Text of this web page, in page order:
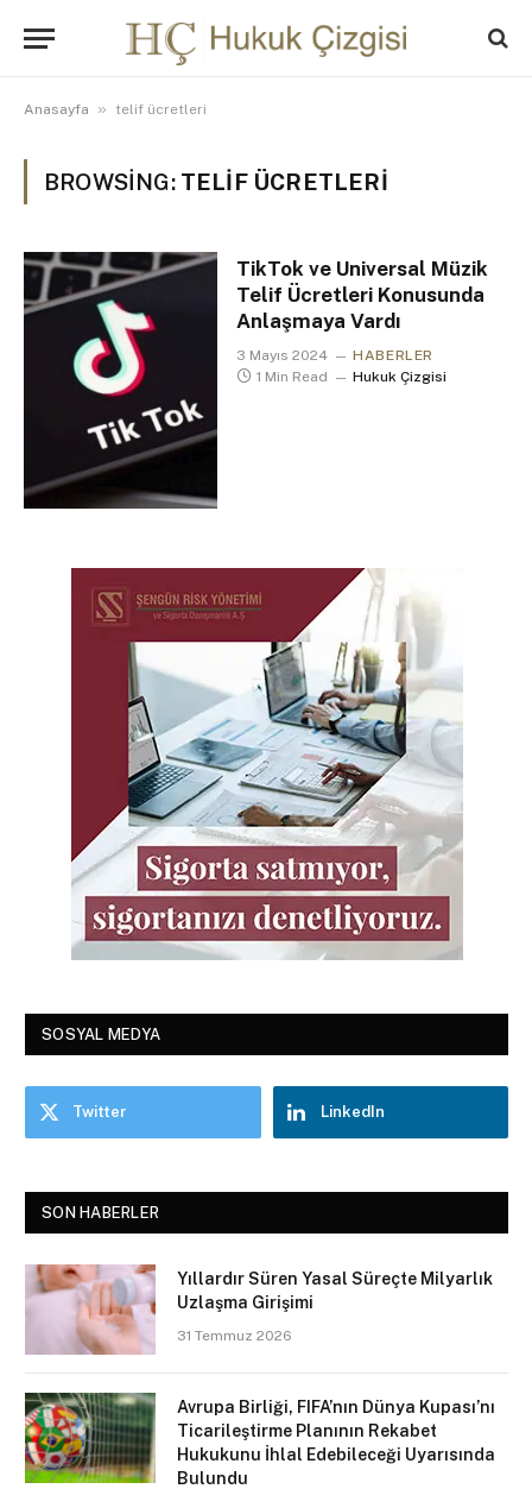
Anasayfa » telif ücretleri
BROWSING: TELIF ÜCRETLERI
TikTok ve Universal Müzik
Telif Ücretleri Konusunda
Anlaşmaya Vardı
3 Mayıs 2024
HABERLER
1 Min Read
Hukuk Çizgisi
SOSYAL MEDYA
Twitter LinkedIn
SON HABERLER
Yıllardır Süren Yasal Süreçte Milyarlık
Uzlaşma Girişimi
31 Temmuz 2026
Avrupa Birliği, FIFA’nın Dünya Kupası’nı
Ticarileştirme Planının Rekabet
Hukukunu İhlal Edebileceği Uyarısında
Bulundu